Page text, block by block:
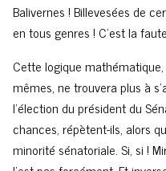
Balivernes ! Billevesées de
en tous genres ! C’est la
Cette logique
mêmes, ne trouvera plus à
l’élection du président du
chances, répètent-ils, alors
minorité sénatoriale. Si, si !